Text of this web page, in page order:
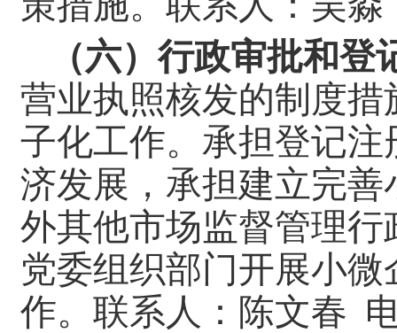
（六）行政审批和登
营业执照核发的制度
子化工作。承担登记
济发展，承担建立完
外其他市场监督管理
党委组织部门开展小
作。 联系人：陈文春